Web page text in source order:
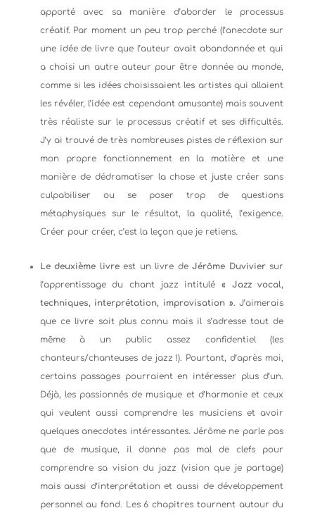
apporté avec sa manière d’aborder le processus
créatif. Par moment un peu trop perché (l’anecdote sur
une idée de livre que l’auteur avait abandonnée et qui
a choisi un autre auteur pour être donnée au monde,
comme si les idées choisissaient les artistes qui allaient
les révéler, l’idée est cependant amusante) mais souvent
très réaliste sur le processus créatif et ses difficultés.
J’y ai trouvé de très nombreuses pistes de réflexion sur
mon propre fonctionnement en la matière et une
manière de dédramatiser la chose et juste créer sans
culpabiliser ou se poser trop de questions
métaphysiques sur le résultat, la qualité, l’exigence.
Créer pour créer, c’est la leçon que je retiens.
Le deuxième livreest un livre deJérôme Duviviersur
l’apprentissage du chant jazz intitulé « Jazz vocal,
techniques, interprétation, improvisation ». J’aimerais
que ce livre soit plus connu mais il s’adresse tout de
même à un public assez confidentiel (les
chanteurs/chanteuses de jazz !). Pourtant, d’après moi,
certains passages pourraient en intéresser plus d’un.
Déjà, les passionnés de musique et d’harmonie et ceux
qui veulent aussi comprendre les musiciens et avoir
quelques anecdotes intéressantes. Jérôme ne parle pas
que de musique, il donne pas mal de clefs pour
comprendre sa vision du jazz (vision que je partage)
mais aussi d’interprétation et aussi de développement
personnel au fond. Les 6 chapitres tournent autour du